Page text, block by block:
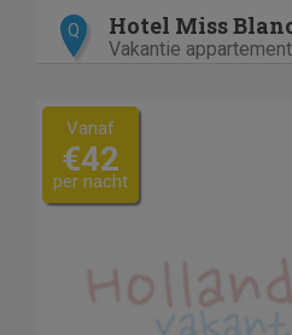
Q Hotel Miss
Vakantie appartement
Vanaf
€42
per nacht